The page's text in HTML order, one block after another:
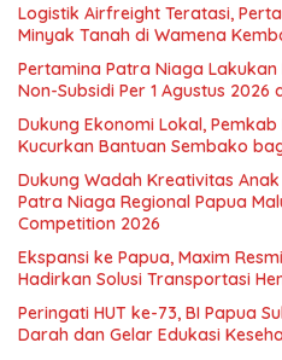
Logistik Airfreight Teratasi,
Minyak Tanah di Wamena
Pertamina Patra Niaga Lakukan
Non-Subsidi Per 1 Agustus
Dukung Ekonomi Lokal,
Kucurkan Bantuan Sembako
Dukung Wadah Kreativitas
Patra Niaga Regional Papua
Competition 2026
Ekspansi ke Papua, Maxim
Hadirkan Solusi Transportasi
Peringati HUT ke-73, BI Papua
Darah dan Gelar Edukasi